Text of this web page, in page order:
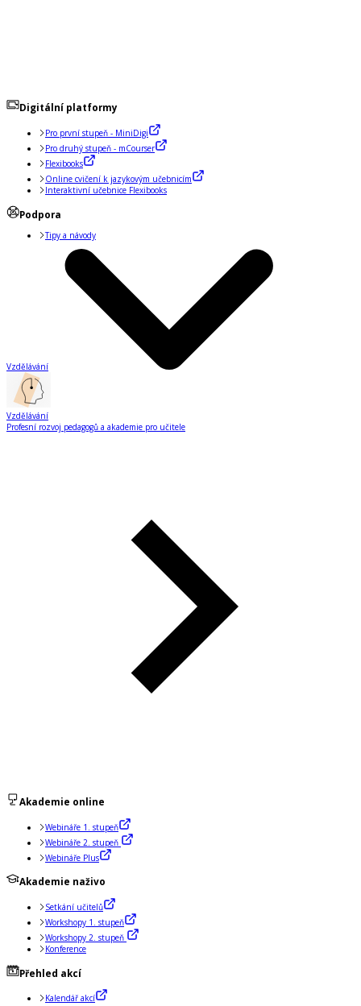
Digitální platformy
Pro první stupeň - MiniDigi
Pro druhý stupeň - mCourser
Flexibooks
Online cvičení k jazykovým učebnicím
Interaktivní učebnice Flexibooks
Podpora
Tipy a návody
Vzdělávání
Vzdělávání
Profesní rozvoj pedagogů a akademie pro učitele
Akademie online
Webináře 1. stupeň
Webináře 2. stupeň
Webináře Plus
Akademie naživo
Setkání učitelů
Workshopy 1. stupeň
Workshopy 2. stupeň
Konference
Přehled akcí
Kalendář akcí